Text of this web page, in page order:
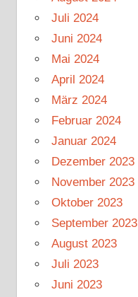
Juli 2024
Juni 2024
Mai 2024
April 2024
März 2024
Februar 2024
Januar 2024
Dezember 2023
November 2023
Oktober 2023
September 2023
August 2023
Juli 2023
Juni 2023